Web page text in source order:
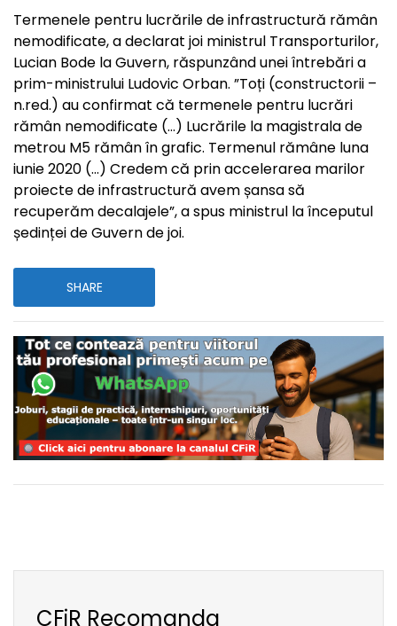
Termenele pentru lucrările de infrastructură rămân
nemodificate, a declarat joi ministrul Transporturilor,
Lucian Bode la Guvern, răspunzând unei întrebări a
prim-ministrului Ludovic Orban. ”Toți (constructorii –
n.red.) au confirmat că termenele pentru lucrări
rămân nemodificate (…) Lucrările la magistrala de
metrou M5 rămân în grafic. Termenul rămâne luna
iunie 2020 (…) Credem că prin accelerarea marilor
proiecte de infrastructură avem șansa să
recuperăm decalajele”, a spus ministrul la începutul
ședinței de Guvern de joi.
SHARE
CFiR Recomanda